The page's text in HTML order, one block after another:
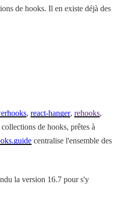
de hooks. Il en existe déjà des
, react-hanger, rehooks,
de hooks, prêtes à
centralise l'ensemble des
la version 16.7 pour s'y